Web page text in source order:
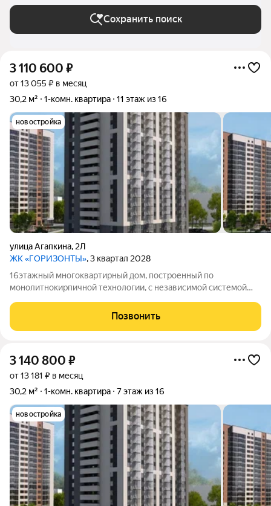
Сохранить поиск
3 110 600 ₽
от 13 055 ₽ в месяц
30,2 м²
1-комн. квартира 11 этаж из 16
новостройка
улица Агапкина, 2Л
ЖК «ГОРИЗОНТЫ», 3 квартал 2028
16этажный многоквартирный дом, построенный по
монолитнокирпичной технологии, с независимой системой
Позвонить
3 140 800 ₽
от 13 181 ₽ в месяц
30,2 м²
1-комн. квартира 7 этаж из 16
новостройка